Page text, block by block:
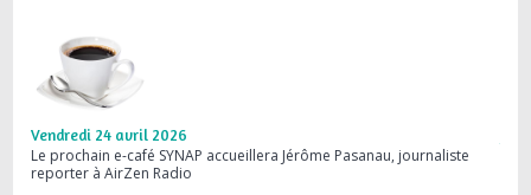
Vendredi 24 avril 2026
Le prochain e-café SYNAP accueillera Jérôme Pasanau, journaliste
reporter à AirZen Radio